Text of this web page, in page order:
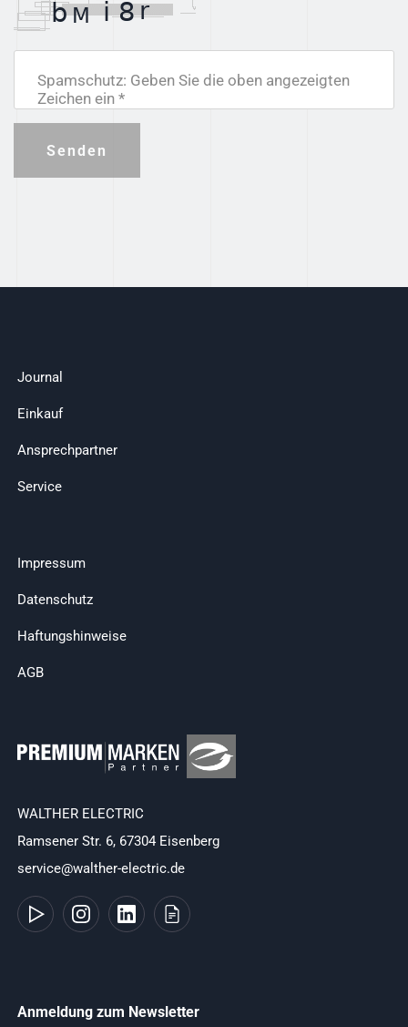
Spamschutz: Geben Sie die oben angezeigten
Zeichen ein *
Senden
Journal
Einkauf
Ansprechpartner
Service
Impressum
Datenschutz
Haftungshinweise
AGB
WALTHER ELECTRIC
Ramsener Str. 6, 67304 Eisenberg
service@walther-electric.de
Anmeldung zum Newsletter